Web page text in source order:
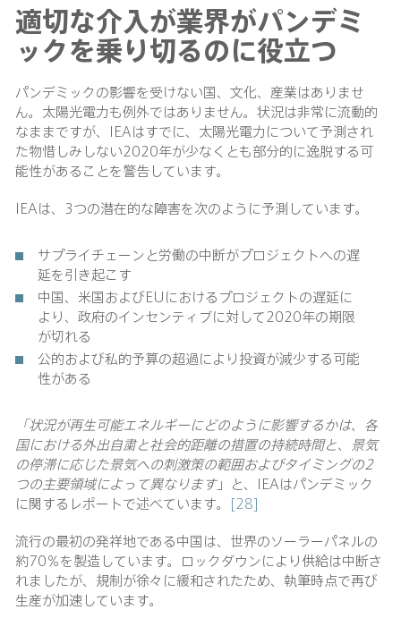
適切な介入が業界がパンデミ
ックを乗り切るのに役立つ
パンデミックの影響を受けない国、文化、産業はありませ
ん。太陽光電力も例外ではありません。状況は非常に流動的
なままですが、IEAはすでに、太陽光電力について予測され
た物惜しみしない2020年が少なくとも部分的に逸脱する可
能性があることを警告しています。
IEAは、3つの潜在的な障害を次のように予測しています。
サプライチェーンと労働の中断がプロジェクトへの遅
延を引き起こす
中国、米国およびEUにおけるプロジェクトの遅延に
より、政府のインセンティブに対して2020年の期限
が切れる
公的および私的予算の超過により投資が減少する可能
性がある
「状況が再生可能エネルギーにどのように影響するかは、各
国における外出自粛と社会的距離の措置の持続時間と、景気
の停滞に応じた景気への刺激策の範囲およびタイミングの2
つの主要領域によって異なります」と、IEAはパンデミック
に関するレポートで述べています。 [28]
流行の最初の発祥地である中国は、世界のソーラーパネルの
約70％を製造しています。ロックダウンにより供給は中断さ
れましたが、規制が徐々に緩和されたため、執筆時点で再び
生産が加速しています。